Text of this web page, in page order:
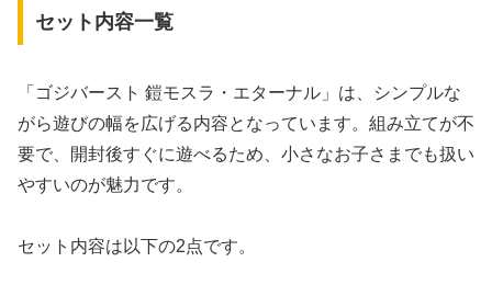
セット内容一覧
「ゴジバースト 鎧モスラ・エターナル」は、シンプルな
がら遊びの幅を広げる内容となっています。組み立てが不
要で、開封後すぐに遊べるため、小さなお子さまでも扱い
やすいのが魅力です。
セット内容は以下の2点です。